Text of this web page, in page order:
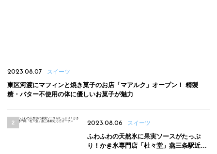
2023.08.07 スイーツ
東区河渡にマフィンと焼き菓子のお店「マアルク」オープン！ 精製
糖・バター不使用の体に優しいお菓子が魅力
2023.08.06 スイーツ
ふわふわの天然氷に果実ソースがたっぷ
り！かき氷専門店「杜々堂」燕三条駅近く